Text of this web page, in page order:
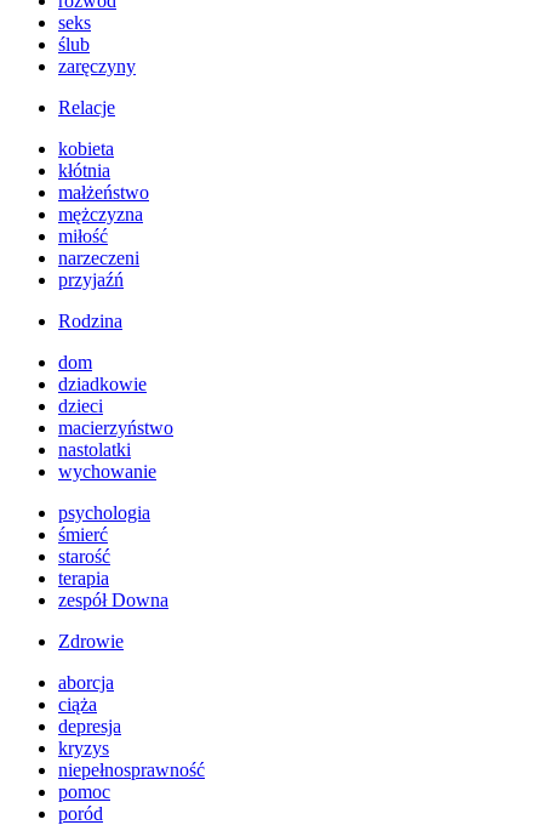
seks
ślub
zaręczyny
Relacje
kobieta
kłótnia
małżeństwo
mężczyzna
miłość
narzeczeni
przyjaźń
Rodzina
dom
dziadkowie
dzieci
macierzyństwo
nastolatki
wychowanie
psychologia
śmierć
starość
terapia
zespół Downa
Zdrowie
aborcja
ciąża
depresja
kryzys
niepełnosprawność
pomoc
poród